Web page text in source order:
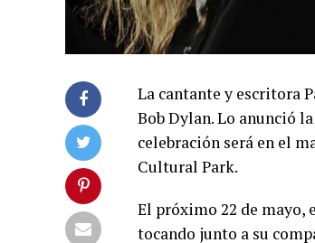
La cantante y escritora
Bob Dylan. Lo anunció
celebración será en el
Cultural Park.
El próximo 22 de mayo,
tocando junto a su